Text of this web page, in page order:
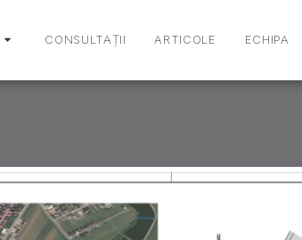
CONSULTAȚII ARTICOLE ECHIPA